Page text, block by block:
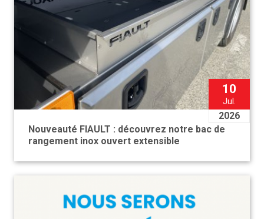
10
Jul.
2026
Nouveauté FIAULT : découvrez notre bac de
rangement inox ouvert extensible